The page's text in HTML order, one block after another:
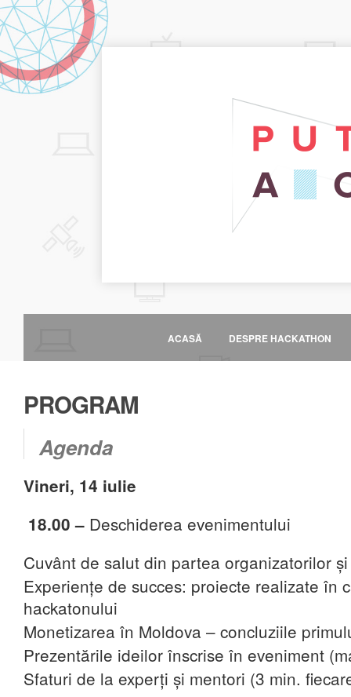
ACASĂ DESPRE HACKATHON
PROGRAM
Agenda
Vineri, 14 iulie
18.00 – Deschiderea evenimentului
Cuvânt de salut din partea organizatorilor
Experiențe de succes: proiecte realizate în
hackatonului
Monetizarea în Moldova – concluziile
Prezentările ideilor înscrise în eveniment
Sfaturi de la experți și mentori (3 min.